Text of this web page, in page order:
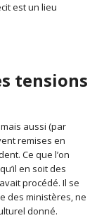
est un lieu
tensions
aussi (par
remises en
Ce que l’on
en soit des
procédé. Il se
des ministères, ne
donné.